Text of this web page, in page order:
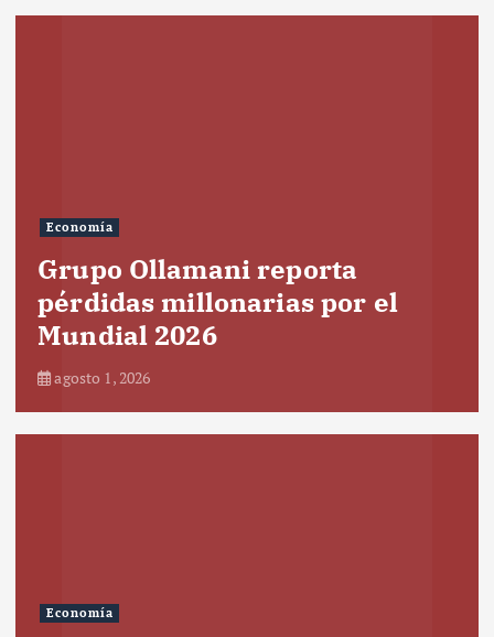
Economía
Grupo Ollamani reporta
pérdidas millonarias por el
Mundial 2026
agosto 1, 2026
Economía